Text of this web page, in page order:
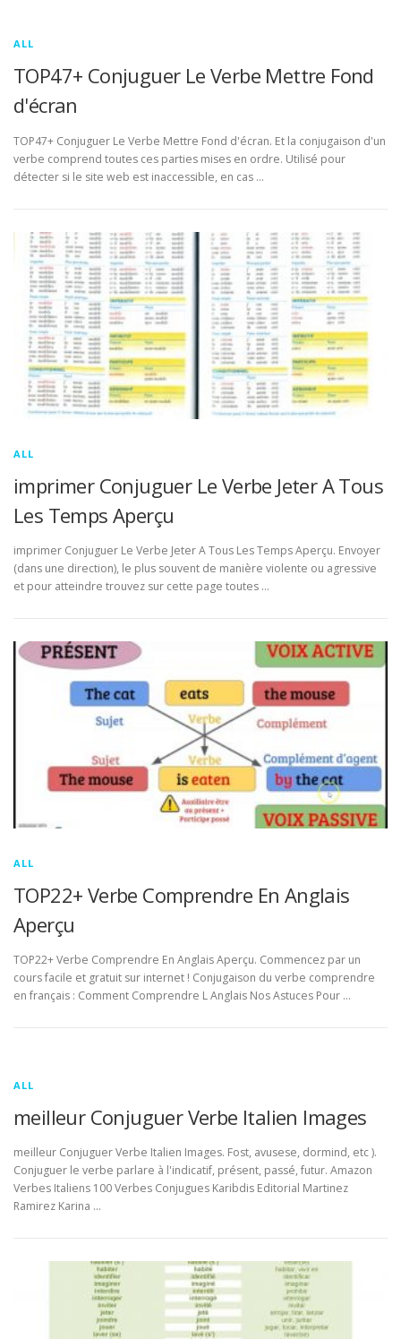
ALL
TOP47+ Conjuguer Le Verbe Mettre Fond
d'écran
TOP47+ Conjuguer Le Verbe Mettre Fond d'écran. Et la conjugaison d'un
verbe comprend toutes ces parties mises en ordre. Utilisé pour
détecter si le site web est inaccessible, en cas …
ALL
imprimer Conjuguer Le Verbe Jeter A Tous
Les Temps Aperçu
imprimer Conjuguer Le Verbe Jeter A Tous Les Temps Aperçu. Envoyer
(dans une direction), le plus souvent de manière violente ou agressive
et pour atteindre trouvez sur cette page toutes …
ALL
TOP22+ Verbe Comprendre En Anglais
Aperçu
TOP22+ Verbe Comprendre En Anglais Aperçu. Commencez par un
cours facile et gratuit sur internet ! Conjugaison du verbe comprendre
en français : Comment Comprendre L Anglais Nos Astuces Pour …
ALL
meilleur Conjuguer Verbe Italien Images
meilleur Conjuguer Verbe Italien Images. Fost, avusese, dormind, etc ).
Conjuguer le verbe parlare à l'indicatif, présent, passé, futur. Amazon
Verbes Italiens 100 Verbes Conjugues Karibdis Editorial Martinez
Ramirez Karina …